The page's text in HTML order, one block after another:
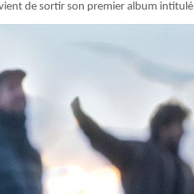
de sortir son premier album intitulé